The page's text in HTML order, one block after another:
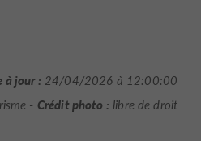
à jour : 24/04/2026 à 12:00:00
- Crédit photo : libre de droit